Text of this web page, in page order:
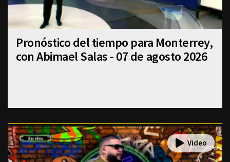
Pronóstico del tiempo para Monterrey,
con Abimael Salas - 07 de agosto 2026